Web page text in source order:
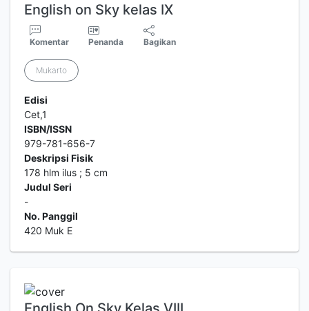
English on Sky kelas IX
Komentar Penanda Bagikan
Mukarto
Edisi
Cet,1
ISBN/ISSN
979-781-656-7
Deskripsi Fisik
178 hlm ilus ; 5 cm
Judul Seri
-
No. Panggil
420 Muk E